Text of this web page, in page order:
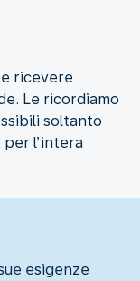
ricevere
Le ricordiamo
soltanto
l’intera
esigenze